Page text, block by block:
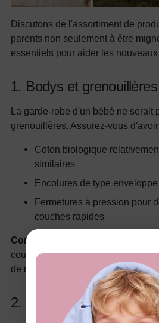
Discutons de l'assortiment de
parents non seulement à être
essentiels pour aider les
1. Bodys et grenouillères
La garde-robe d'un bébé ne serait
grenouillères. Assurez-vous
Coton biologique
similaires
Encolures de type
Fermetures à pression pour
couches rapides
Conseil :
Augmentez les options
couleurs neutres ou pastel pour
de mélange et d'association.
2.Vêtements de nuit et